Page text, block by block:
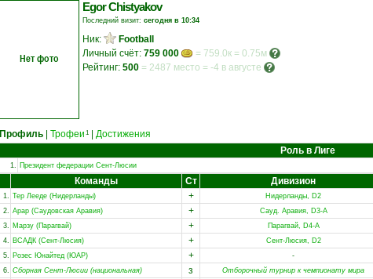
Нет фото
Egor Chistyakov
Последний визит: сегодня в 10:34
Ник:
Football
Личный счёт: 759 000
= 759.0к = 0.75м
Рейтинг: 500 = 2487 место = -4 в августе
Профиль Трофеи 1 Достижения
Роль в Лиге
1. Президент федерации Сент-Люсии
Команды Ст Дивизион
1. Тер Лееде (Нидерланды) + Нидерланды, D2
2. Арар (Саудовская Аравия) + Сауд. Аравия, D3-A
3. Марзу (Парагвай) + Парагвай, D4-A
4. ВСАДК (Сент-Люсия) + Сент-Люсия, D2
5. Розес Юнайтед (ЮАР) + -
6. Сборная Сент-Люсии (национальная) з Отборочный турнир к чемпионату мира